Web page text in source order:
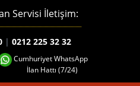
Cumhuriyet WhatsApp
İlan Hattı (7/24)
Servisi İletişim:
| 0212 225 32 32